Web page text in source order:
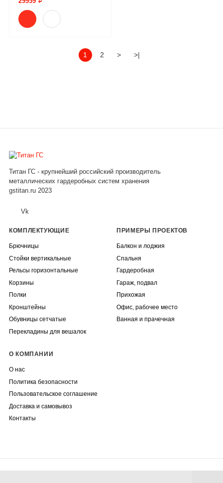
1 2 > >|
Титан ГС - крупнейший российский производитель
металлических гардеробных систем хранения
gstitan.ru 2023
Vk
КОМПЛЕКТУЮЩИЕ
Брючницы
Стойки вертикальные
Рельсы горизонтальные
Корзины
Полки
Кронштейны
Обувницы сетчатые
Перекладины для вешалок
ПРИМЕРЫ ПРОЕКТОВ
Балкон и лоджия
Спальня
Гардеробная
Гараж, подвал
Прихожая
Офис, рабочее место
Ванная и прачечная
О КОМПАНИИ
О нас
Политика безопасности
Пользовательское соглашение
Доставка и самовывоз
Контакты